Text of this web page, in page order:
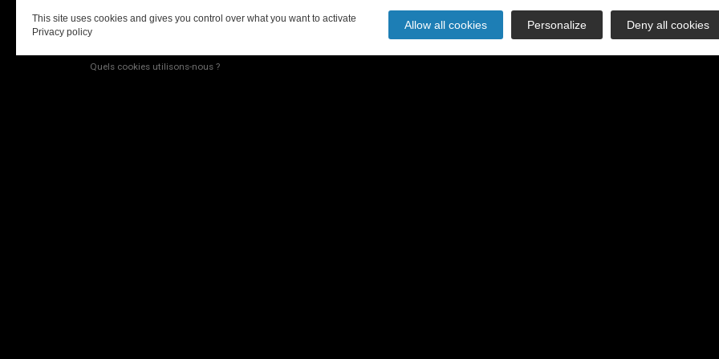
Pour Firefox
Pour Safari
Quels cookies utilisons-nous ?
This site uses cookies and gives you control over what you want to activate
Privacy policy
Allow all cookies Personalize Deny all cookies